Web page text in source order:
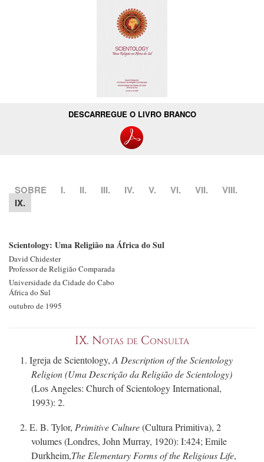
DESCARREGUE O LIVRO BRANCO
SOBRE I. II. III. IV. V. VI. VII.
VIII.
IX.
Scientology: Uma Religião na África do Sul
David Chidester
Professor de Religião Comparada
Universidade da Cidade do Cabo
África do Sul
outubro de 1995
IX. Notas de Consulta
1. Igreja de Scientology, A Description of the Scientology
Religion (Uma Descrição da Religião de Scientology)
(Los Angeles: Church of Scientology International,
1993): 2.
2. E. B. Tylor, Primitive Culture(Cultura Primitiva), 2
volumes (Londres, John Murray, 1920): I:424; Emile
Durkheim,The Elementary Forms of the Religious Life,